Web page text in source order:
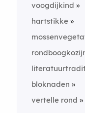
voogdijkind
hartstikke
bloknaden
vertelle rond